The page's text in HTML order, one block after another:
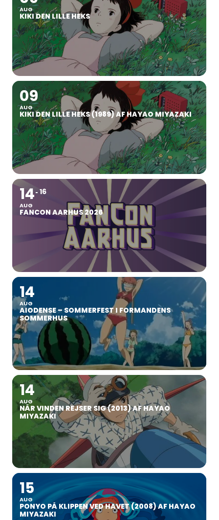
AUG
KIKI DEN LILLE HEKS
09
AUG
KIKI DEN LILLE HEKS (1989) AF HAYAO MIYAZAKI
14
AUG
16
FANCON AARHUS 2026
14
AUG
AIODENSE – SOMMERFEST I FORMANDENS
SOMMERHUS
14
AUG
NÅR VINDEN REJSER SIG (2013) AF HAYAO
MIYAZAKI
15
AUG
PONYO PÅ KLIPPEN VED HAVET (2008) AF HAYAO
MIYAZAKI